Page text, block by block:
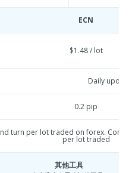
ECN
$1.48 / lot
Daily
0.2 pip
turn per lot traded on forex.
per lot traded
其他工具